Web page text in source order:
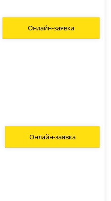
Онлайн-заявка
Онлайн-заявка